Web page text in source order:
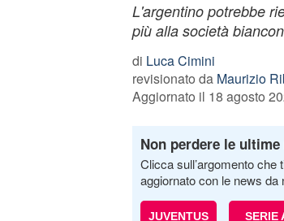
L'argentino potrebbe
più alla società
di Luca Cimini
revisionato da Maurizio
Aggiornato il 18 agosto
Non perdere le ultime
Clicca sull’argomento
aggiornato con le news da
JUVENTUS SERIE